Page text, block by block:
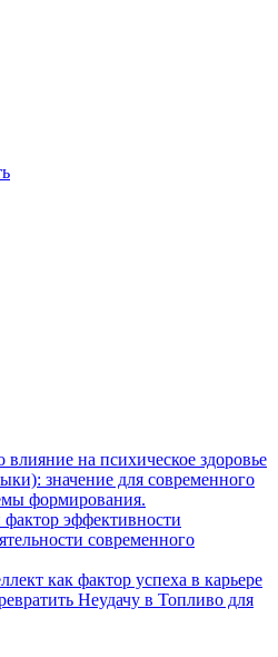
влияние на психическое здоровье
значение для современного
формирования.
эффективности
современного
как фактор успеха в карьере
Неудачу в Топливо для